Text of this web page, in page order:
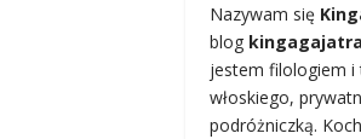
Nazywam się
blog
jestem filologiem i
włoskiego,
podróżniczką.